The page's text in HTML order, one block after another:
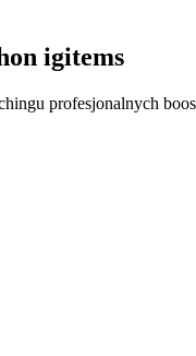
on igitems
profesjonalnych